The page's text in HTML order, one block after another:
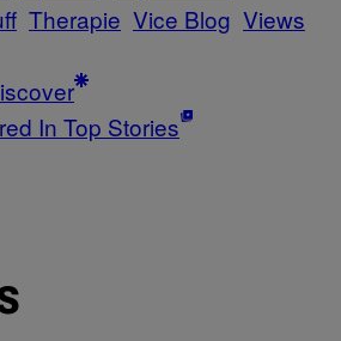
Therapie Vice Blog Views
In Top Stories